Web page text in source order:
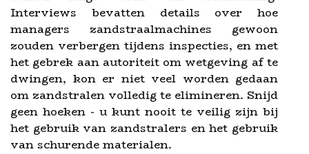
Interviews bevatten details over hoe
managers zandstraalmachines gewoon
zouden verbergen tijdens inspecties, en met
het gebrek aan autoriteit om wetgeving af te
dwingen, kon er niet veel worden gedaan
om zandstralen volledig te elimineren. Snijd
geen hoeken - u kunt nooit te veilig zijn bij
het gebruik van zandstralers en het gebruik
van schurende materialen.